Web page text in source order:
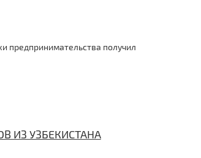
предпринимательства получил
ИЗ УЗБЕКИСТАНА